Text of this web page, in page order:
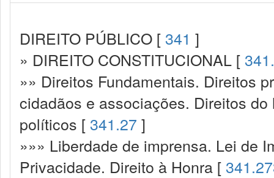
DIREITO PÚBLICO [ 341 ]
» DIREITO CONSTITUCIONAL [
»» Direitos Fundamentais. Direitos
cidadãos e associações. Direitos
políticos [ 341.27 ]
»»» Liberdade de imprensa. Lei de
Privacidade. Direito à Honra [